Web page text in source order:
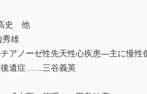
史 他
雄
アノーゼ性先天性心疾患―主に慢
遺症……三谷義英